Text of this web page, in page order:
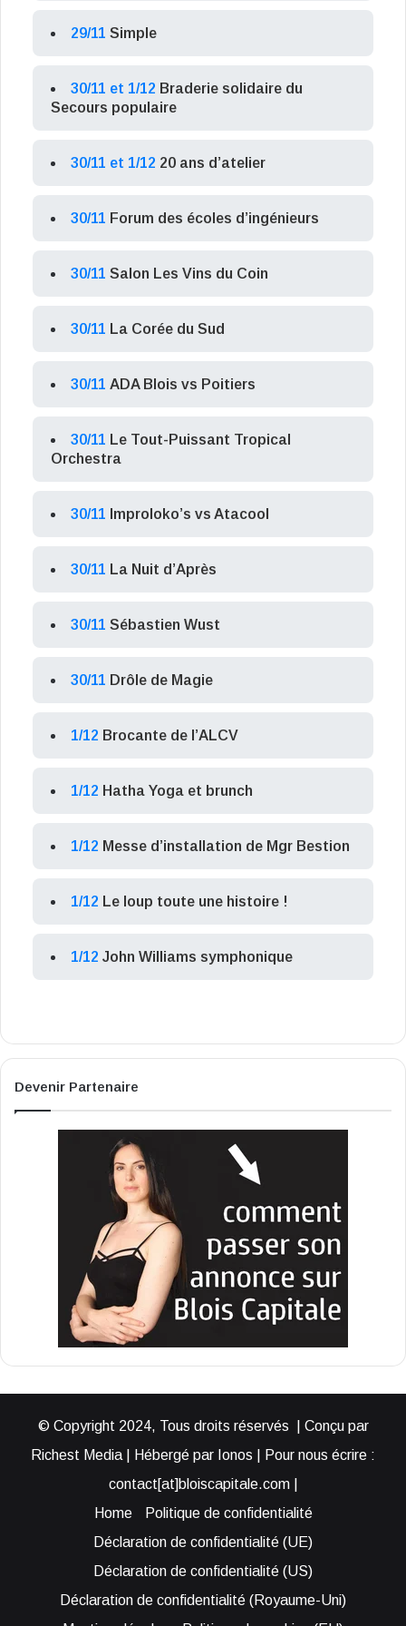
29/11 Simple
30/11 et 1/12 Braderie solidaire du
Secours populaire
30/11 et 1/12 20 ans d’atelier
30/11 Forum des écoles d’ingénieurs
30/11 Salon Les Vins du Coin
30/11 La Corée du Sud
30/11 ADA Blois vs Poitiers
30/11 Le Tout-Puissant Tropical
Orchestra
30/11 Improloko’s vs Atacool
30/11 La Nuit d’Après
30/11 Sébastien Wust
30/11 Drôle de Magie
1/12 Brocante de l’ALCV
1/12 Hatha Yoga et brunch
1/12 Messe d’installation de Mgr Bestion
1/12 Le loup toute une histoire !
1/12 John Williams symphonique
Devenir Partenaire
© Copyright 2024, Tous droits réservés | Conçu par
Richest Media | Hébergé par Ionos | Pour nous écrire :
contact[at]bloiscapitale.com |
Home
Politique de confidentialité
Déclaration de confidentialité (UE)
Déclaration de confidentialité (US)
Déclaration de confidentialité (Royaume-Uni)